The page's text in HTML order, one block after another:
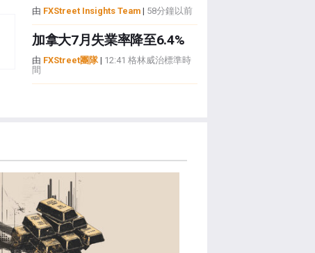
由 FXStreet Insights Team| 58分鐘以前
加拿大7月失業率降至6.4%
由 FXStreet團隊| 12:41 格林威治標準時
間